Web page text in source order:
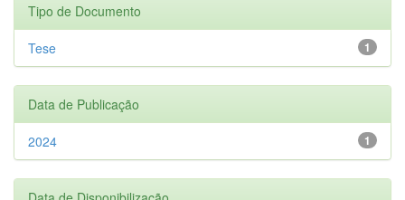
Tipo de Documento
1
Tese
Data de Publicação
1
2024